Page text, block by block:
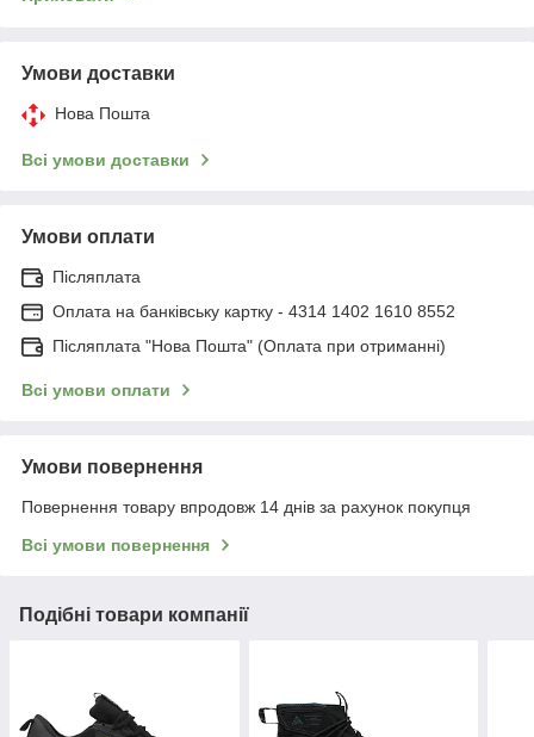
Умови доставки
Нова Пошта
Всі умови доставки
Умови оплати
Післяплата
Оплата на банківську картку - 4314 1402 1610 8552
Післяплата "Нова Пошта" (Оплата при отриманні)
Всі умови оплати
Умови повернення
Повернення товару впродовж 14 днів за рахунок покупця
Всі умови повернення
Подібні товари компанії